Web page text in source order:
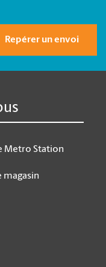
Repérer un envoi
Metro Station